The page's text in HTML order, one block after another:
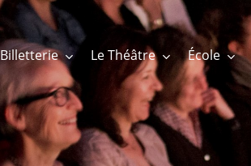
Billetterie Le Théâtre École